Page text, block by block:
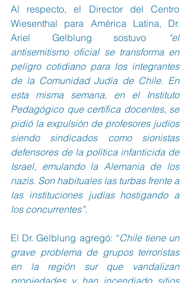
Al respecto, el Director del Centro
Wiesenthal para América Latina, Dr.
Ariel Gelblung sostuvo
“el
antisemitismo oficial se transforma en
peligro cotidiano para los integrantes
de la Comunidad Judía de Chile. En
esta misma semana, en el Instituto
Pedagógico que certifica docentes, se
pidió la expulsión de profesores judíos
siendo sindicados como sionistas
defensores de la política infanticida de
Israel, emulando la Alemania de los
nazis. Son habituales las turbas frente a
las instituciones judías hostigando a
los concurrentes”.
El Dr. Gelblung agregó: “Chile tiene un
grave problema de grupos terroristas
en la región sur que vandalizan
propiedades y han incendiado sitios